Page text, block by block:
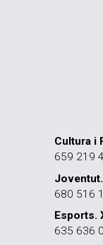
Cultura i
659 219
680 516
Esports.
635 636